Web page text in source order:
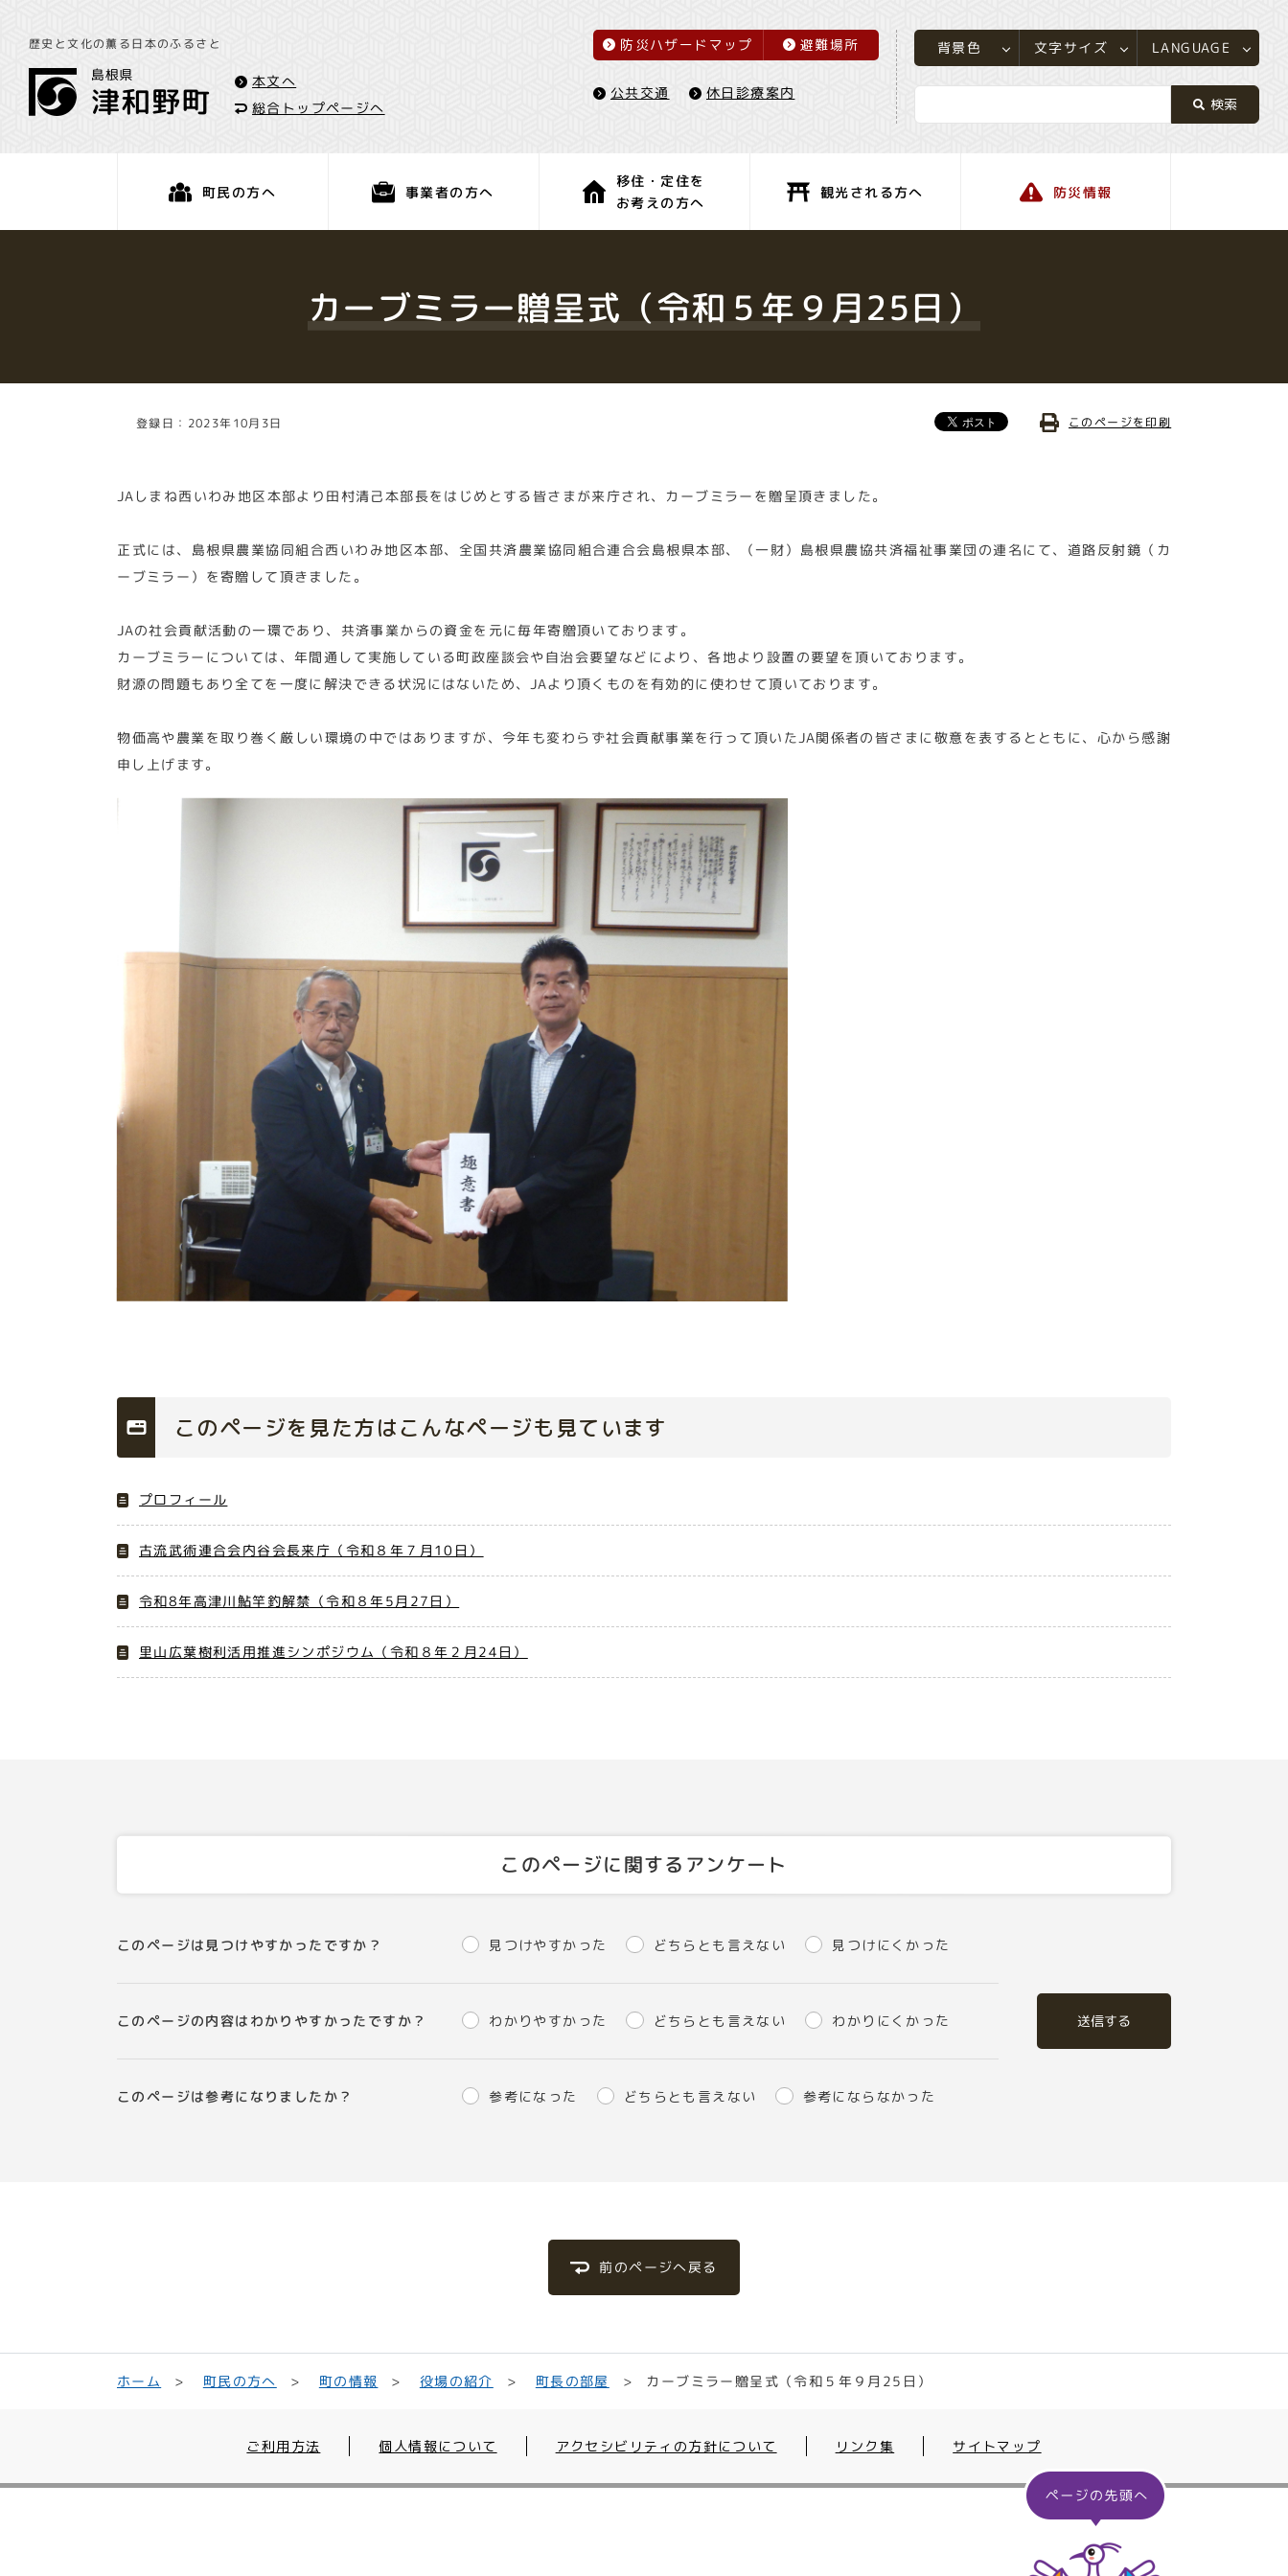
歴史と文化の薫る日本のふるさと
本文へ
総合トップページへ
防災ハザードマップ 避難場所
公共交通 休日診療案内
背景色 文字サイズ LANGUAGE
町民の方へ 事業者の方へ
移住・定住を
お考えの方へ
観光される方へ 防災情報
カーブミラー贈呈式（令和５年９月25日）
登録日：2023年10月3日 このページを印刷
JAしまね西いわみ地区本部より田村清己本部長をはじめとする皆さまが来庁され、カーブミラーを贈呈頂きました。
正式には、島根県農業協同組合西いわみ地区本部、全国共済農業協同組合連合会島根県本部、（一財）島根県農協共済福祉事業団の連名にて、道路反射鏡（カ
ーブミラー）を寄贈して頂きました。
JAの社会貢献活動の一環であり、共済事業からの資金を元に毎年寄贈頂いております。
カーブミラーについては、年間通して実施している町政座談会や自治会要望などにより、各地より設置の要望を頂いております。
財源の問題もあり全てを一度に解決できる状況にはないため、JAより頂くものを有効的に使わせて頂いております。
物価高や農業を取り巻く厳しい環境の中ではありますが、今年も変わらず社会貢献事業を行って頂いたJA関係者の皆さまに敬意を表するとともに、心から感謝
申し上げます。
このページを見た方はこんなページも見ています
プロフィール
古流武術連合会内谷会長来庁（令和８年７月10日）
令和8年高津川鮎竿釣解禁（令和８年5月27日）
里山広葉樹利活用推進シンポジウム（令和８年２月24日）
このページに関するアンケート
このページは見つけやすかったですか？ 見つけやすかった どちらとも言えない 見つけにくかった
このページの内容はわかりやすかったですか？ わかりやすかった どちらとも言えない わかりにくかった
このページは参考になりましたか？ 参考になった どちらとも言えない 参考にならなかった
送信する
前のページへ戻る
ホーム 町民の方へ 町の情報 役場の紹介 町長の部屋 カーブミラー贈呈式（令和５年９月25日）
ご利用方法 個人情報について アクセシビリティの方針について リンク集 サイトマップ